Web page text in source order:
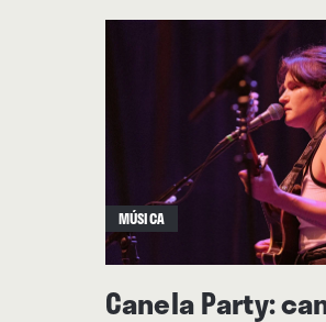
MÚSICA
Canela Party: